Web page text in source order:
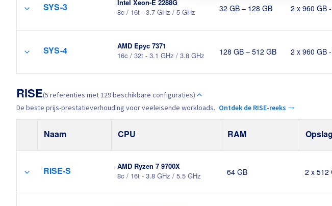
SYS-3
Intel Xeon-E 2288G
8c / 16t - 3.7 GHz / 5 GHz
32 GB – 128 GB 2 x 960 GB
SYS-4
AMD Epyc 7371
16c / 32t - 3.1 GHz / 3.8 GHz
128 GB – 512 GB 2 x 960 GB
RISE(5 referenties met 129 beschikbare configuraties)
De beste prijs-prestatieverhouding voor veeleisende workloads. Ontdek de RISE-reeks →
Naam CPU RAM Opslag
RISE-S
AMD Ryzen 7 9700X
8c / 16t - 3.8 GHz / 5.5 GHz
64 GB 2 x 512